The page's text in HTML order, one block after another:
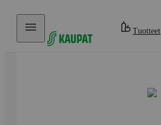
Hyppää sisältöön
Tuotteet